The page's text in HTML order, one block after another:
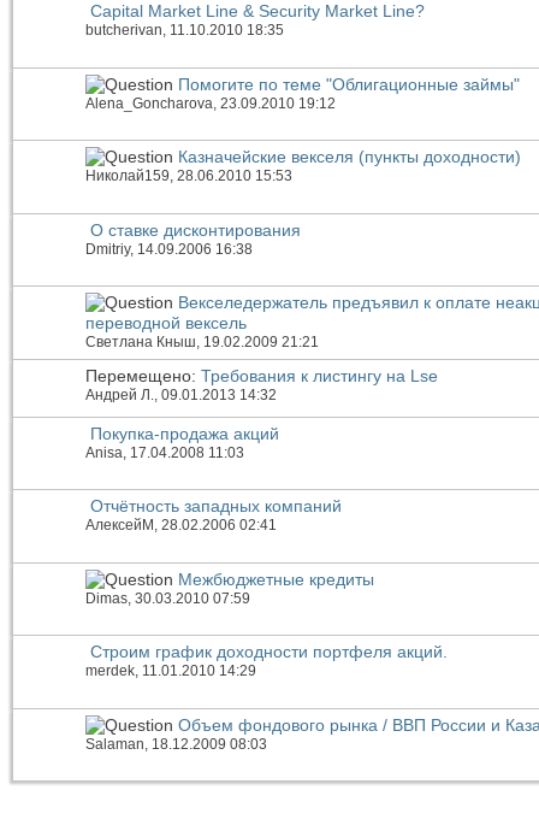
Capital Market Line & Security Market Line?
butcherivan, 11.10.2010 18:35
Помогите по теме "Облигационные займы"
Alena_Goncharova , 23.09.2010 19:12
Казначейские векселя (пункты доходности)
Николай159, 28.06.2010 15:53
О ставке дисконтирования
Dmitriy, 14.09.2006 16:38
Векселедержатель предъявил к оплате
переводной вексель
Светлана Кныш, 19.02.2009 21:21
Перемещено: Требования к листингу на Lse
Андрей Л. , 09.01.2013 14:32
Покупка-продажа акций
Anisa , 17.04.2008 11:03
Отчётность западных компаний
АлексейМ , 28.02.2006 02:41
Межбюджетные кредиты
Dimas , 30.03.2010 07:59
Строим график доходности портфеля акций.
merdek, 11.01.2010 14:29
Объем фондового рынка / ВВП России и
Salaman , 18.12.2009 08:03